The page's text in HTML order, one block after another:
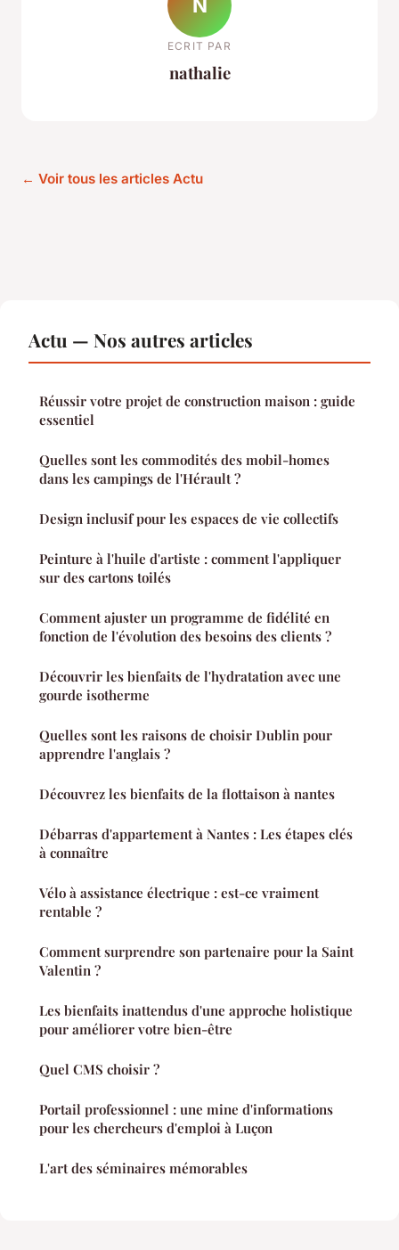
N
ECRIT PAR
nathalie
← Voir tous les articles Actu
Actu — Nos autres articles
Réussir votre projet de construction maison : guide
essentiel
Quelles sont les commodités des mobil-homes
dans les campings de l'Hérault ?
Design inclusif pour les espaces de vie collectifs
Peinture à l'huile d'artiste : comment l'appliquer
sur des cartons toilés
Comment ajuster un programme de fidélité en
fonction de l'évolution des besoins des clients ?
Découvrir les bienfaits de l'hydratation avec une
gourde isotherme
Quelles sont les raisons de choisir Dublin pour
apprendre l'anglais ?
Découvrez les bienfaits de la flottaison à nantes
Débarras d'appartement à Nantes : Les étapes clés
à connaître
Vélo à assistance électrique : est-ce vraiment
rentable ?
Comment surprendre son partenaire pour la Saint
Valentin ?
Les bienfaits inattendus d'une approche holistique
pour améliorer votre bien-être
Quel CMS choisir ?
Portail professionnel : une mine d'informations
pour les chercheurs d'emploi à Luçon
L'art des séminaires mémorables